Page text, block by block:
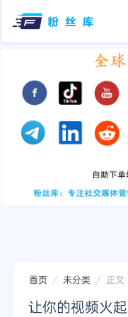
首页 未分类 正文
让你的视频火